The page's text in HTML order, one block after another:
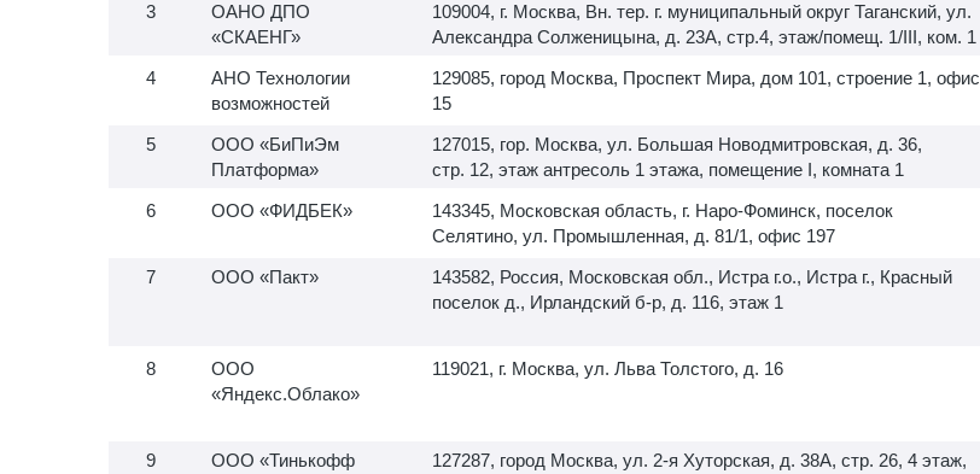
ОАНО ДПО
«СКАЕНГ»
109004, г. Москва, Вн. тер. г. муниципальный округ Таганский, ул.
Александра Солженицына, д. 23А, стр.4, этаж/помещ. 1/III, ком. 1
АНО Технологии
возможностей
129085, город Москва, Проспект Мира, дом 101, строение 1, офис
15
ООО «БиПиЭм
Платформа»
127015, гор. Москва, ул. Большая Новодмитровская, д. 36,
стр. 12, этаж антресоль 1 этажа, помещение I, комната 1
ООО «ФИДБЕК»
143345, Московская область, г. Наро-Фоминск, поселок
Селятино, ул. Промышленная, д. 81/1, офис 197
ООО «Пакт»
143582, Россия, Московская обл., Истра г.о., Истра г., Красный
поселок д., Ирландский б-р, д. 116, этаж 1
ООО
«Яндекс.Облако»
119021, г. Москва, ул. Льва Толстого, д. 16
ООО «Тинькофф
127287, город Москва, ул. 2-я Хуторская, д. 38А, стр. 26, 4 этаж,